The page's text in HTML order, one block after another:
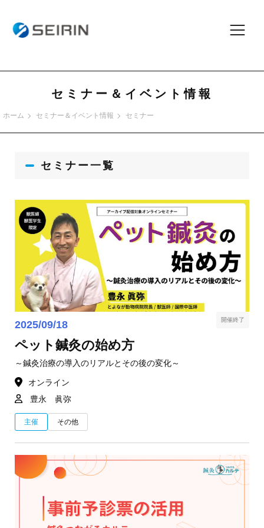
セミナー＆イベント情報
ホーム セミナー＆イベント情報 セミナー
セミナー一覧
2025/09/18
ペット鍼灸の始め方
～鍼灸治療の導入のリアルとその後の変化～
オンライン
豊永 眞弥
主催 その他
開催終了